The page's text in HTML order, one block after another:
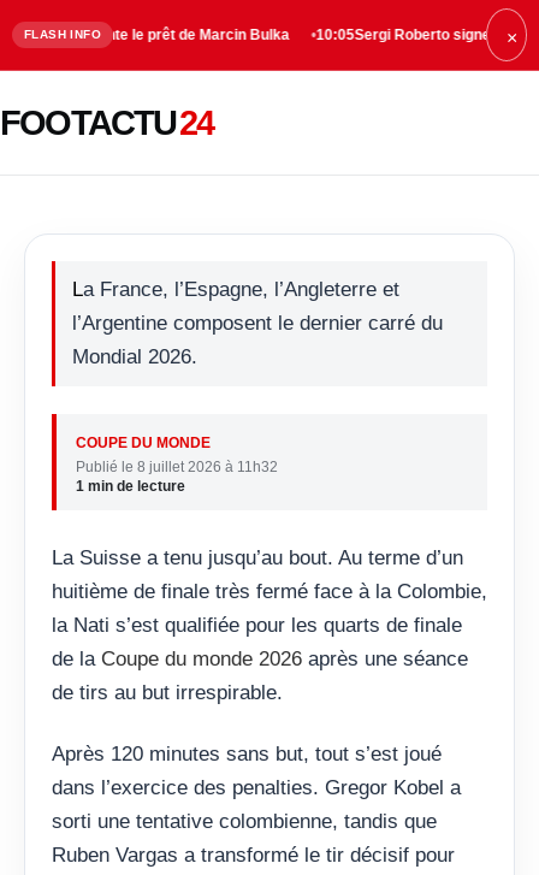
FLASH INFO
tente le prêt de Marcin Bulka 10:05Sergi Roberto signe au LA Galaxy ×
FOOTACTU24
tirs au but
La France, l’Espagne, l’Angleterre et
l’Argentine composent le dernier carré du
Mondial 2026.
COUPE DU MONDE
Publié le 8 juillet 2026 à 11h32
1 min de lecture
La Suisse a tenu jusqu’au bout. Au terme d’un
huitième de finale très fermé face à la Colombie,
la Nati s’est qualifiée pour les quarts de finale
de la Coupe du monde 2026 après une séance
de tirs au but irrespirable.
Après 120 minutes sans but, tout s’est joué
dans l’exercice des penalties. Gregor Kobel a
sorti une tentative colombienne, tandis que
Ruben Vargas a transformé le tir décisif pour